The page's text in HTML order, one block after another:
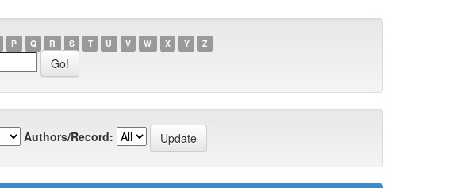
P Q R S T U V W X Y Z
Authors/Record: